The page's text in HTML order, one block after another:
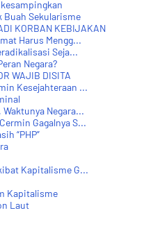
Buah Sekularisme
KORBAN KEBIJAKAN
Harus Mengg...
Seja...
Negara?
WAJIB DISITA
Kesejahteraan ...
Negara...
Gagalnya S...
“PHP”
Kapitalisme G...
Kapitalisme
Laut